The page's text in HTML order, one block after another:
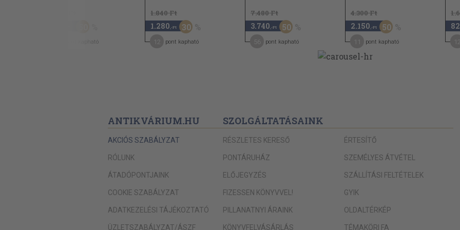
pont kapható
1.840 Ft
1.280 ,-Ft 30
pont kapható
7.480 Ft
3.740 ,-Ft 50
pont kapható
4.300 Ft
2.150 ,-Ft 50
pont kapható
ANTIKVÁRIUM.HU
AKCIÓS SZABÁLYZAT
RÓLUNK
ÁTADÓPONTJAINK
COOKIE SZABÁLYZAT
ADATKEZELÉSI TÁJÉKOZTATÓ
ÜZLETSZABÁLYZAT/ÁSZF
SZOLGÁLTATÁSAINK
RÉSZLETES KERESŐ
PONTÁRUHÁZ
ELŐJEGYZÉS
FIZESSEN KÖNYVVEL!
PILLANATNYI ÁRAINK
KÖNYVFELVÁSÁRLÁS
ÉRTESÍTŐ
SZEMÉLYES ÁTVÉTEL
SZÁLLÍTÁSI FELTÉTELEK
GYIK
OLDALTÉRKÉP
TÉMAKÖRI FA